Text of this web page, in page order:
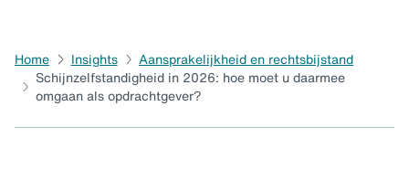
Home Insights
Aansprakelijkheid en rechtsbijstand
Schijnzelfstandigheid in 2026: hoe moet u daarmee
omgaan als opdrachtgever?